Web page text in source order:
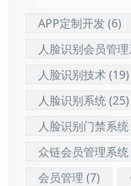
APP定制开发 (6)
人脸识别会员管
人脸识别技术(19)
人脸识别系统(25)
人脸识别门禁系统
众链会员管理系统
会员管理 (7)